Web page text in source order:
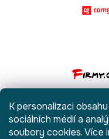
K personalizaci
sociálních médií a
soubory cookies. Více